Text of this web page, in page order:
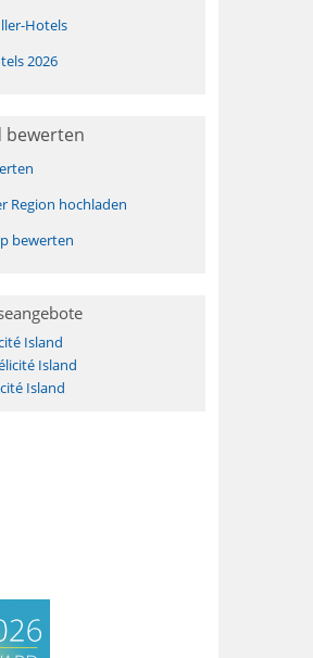
Hotels
2026
bewerten
Region hochladen
bewerten
Island
Island
Island